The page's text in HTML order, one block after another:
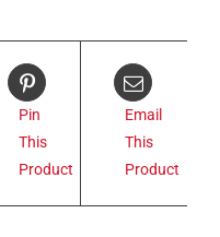
Pin
This
Product
Email
This
Product